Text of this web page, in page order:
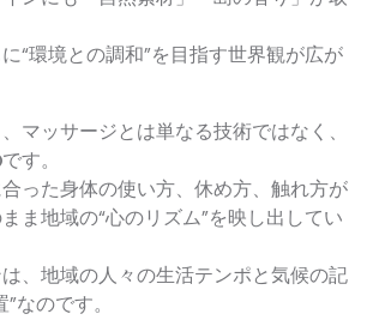
“環境との調和”を目指す世界観が広が
マッサージとは単なる技術ではなく、
です。
った身体の使い方、休め方、触れ方が
ま地域の“心のリズム”を映し出してい
、地域の人々の生活テンポと気候の記
なのです。